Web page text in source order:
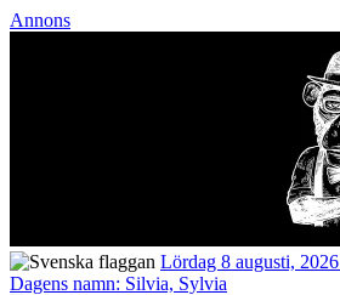
Annons
Lördag 8 augusti, 2026
Dagens namn: Silvia, Sylvia